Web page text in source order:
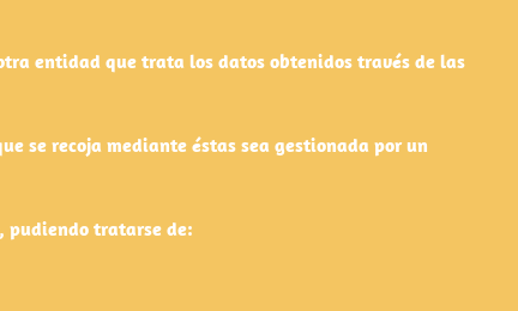
entidad que trata los datos obtenidos través de las
se recoja mediante éstas sea gestionada por un
pudiendo tratarse de: